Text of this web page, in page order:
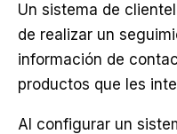
Un sistema de
de realizar un
información de
productos que les
Al configurar un